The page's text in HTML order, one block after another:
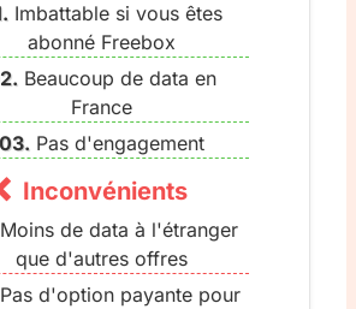
Imbattable si vous êtes
abonné Freebox
Beaucoup de data en
France
Pas d'engagement
Inconvénients
Moins de data à l'étranger
que d'autres offres
Pas d'option payante pour